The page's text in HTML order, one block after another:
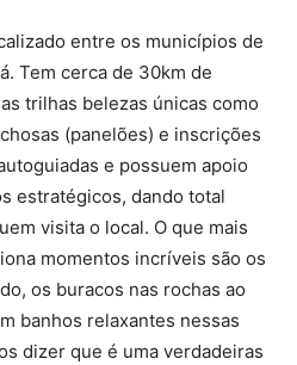
entre os municípios de
Tem cerca de 30km de
trilhas belezas únicas como
(panelões) e inscrições
e possuem apoio
estratégicos, dando total
visita o local. O que mais
momentos incríveis são os
os buracos nas rochas ao
banhos relaxantes nessas
dizer que é uma verdadeiras